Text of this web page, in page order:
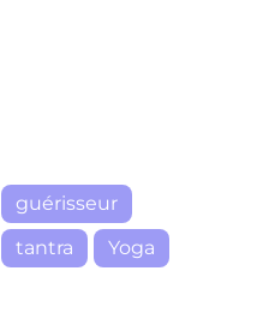
guérisseur
tantra
Yoga